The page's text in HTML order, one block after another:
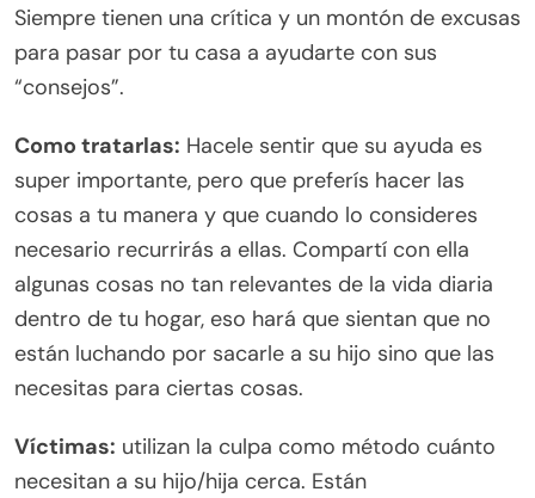
Siempre tienen una crítica y un montón de excusas
para pasar por tu casa a ayudarte con sus
“consejos”.
Como tratarlas: Hacele sentir que su ayuda es
super importante, pero que preferís hacer las
cosas a tu manera y que cuando lo consideres
necesario recurrirás a ellas. Compartí con ella
algunas cosas no tan relevantes de la vida diaria
dentro de tu hogar, eso hará que sientan que no
están luchando por sacarle a su hijo sino que las
necesitas para ciertas cosas.
Víctimas: utilizan la culpa como método cuánto
necesitan a su hijo/hija cerca. Están